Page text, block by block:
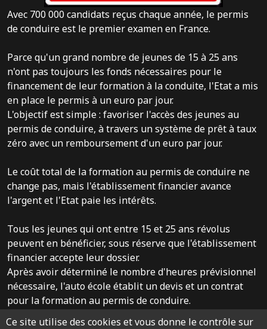
Ce site utilise des cookies et vous donne le contrôle sur
Avec 700 000 candidats reçus chaque année, le permis
de conduire est le premier examen en France.
Parce qu'un grand nombre de jeunes de 15 à 25 ans
n'ont pas toujours les fonds nécessaires pour le
financement de leur formation à la conduite, l'Etat a mis
en place le permis à un euro par jour.
L'objectif est simple : favoriser l'accès des jeunes au
permis de conduire, à travers un système de prêt à taux
zéro avec un remboursement d'un euro par jour.
Le coût total de la formation au permis de conduire ne
change pas, mais l'établissement financier avance
l'argent et l'Etat paie les intérêts.
Tous les jeunes qui ont entre 15 et 25 ans révolus
peuvent en bénéficier, sous réserve que l'établissement
financier accepte leur dossier.
Après avoir déterminé le nombre d'heures prévisionnel
nécessaire, l'auto école établit un devis et un contrat
pour la formation au permis de conduire.